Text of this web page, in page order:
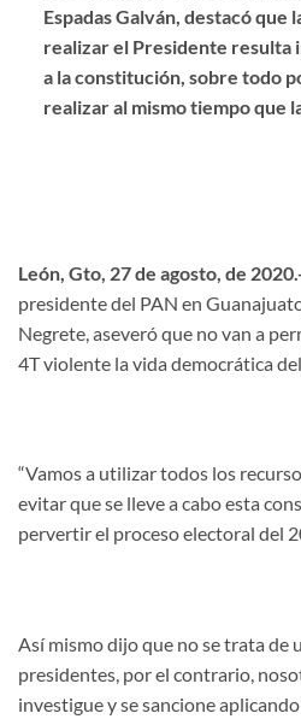
Espadas Galván, destacó que
realizar el Presidente resulta
a la constitución, sobre todo
realizar al mismo tiempo que
León, Gto, 27 de agosto, de
presidente del PAN en
Negrete, aseveró que no van a
4T violente la vida democrática
“Vamos a utilizar todos los
evitar que se lleve a cabo esta
pervertir el proceso electoral del
Así mismo dijo que no se trata de
presidentes, por el contrario,
investigue y se sancione